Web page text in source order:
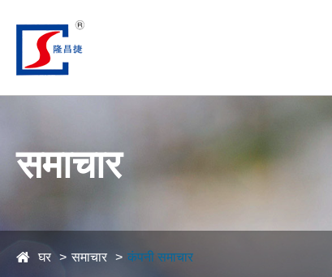
समाचार
घर समाचार कंपनी समाचार